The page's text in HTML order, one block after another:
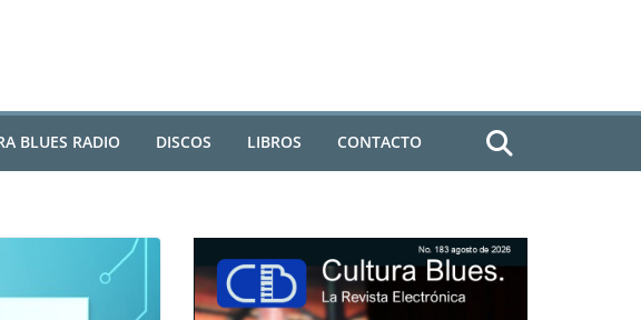
BLUES RADIO DISCOS LIBROS CONTACTO